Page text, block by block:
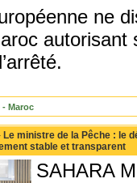
ne
autorisant
- Maroc
Le ministre de la Pêche : le
stable et transparent
SAHARA